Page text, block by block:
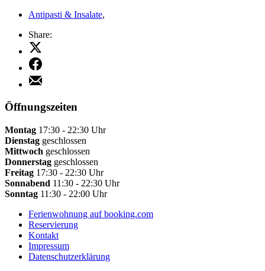
Antipasti & Insalate,
Share:
Öffnungszeiten
Montag 17:30 - 22:30 Uhr
Dienstag geschlossen
Mittwoch geschlossen
Donnerstag geschlossen
Freitag 17:30 - 22:30 Uhr
Sonnabend 11:30 - 22:30 Uhr
Sonntag 11:30 - 22:00 Uhr
Ferienwohnung auf booking.com
Reservierung
Kontakt
Impressum
Datenschutzerklärung